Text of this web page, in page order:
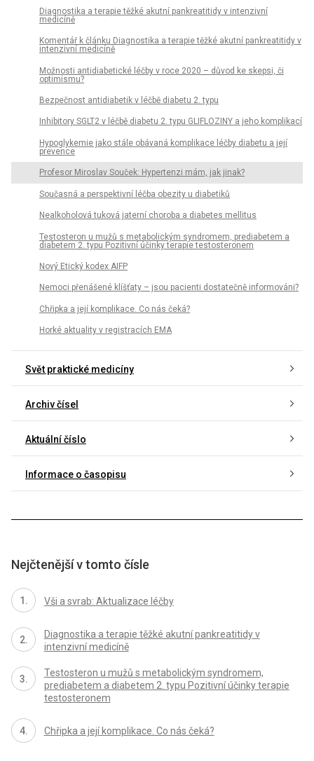
Diagnostika a terapie těžké akutní pankreatitidy v intenzivní
medicíně
Komentář k článku Diagnostika a terapie těžké akutní pankreatitidy v
intenzivní medicíně
Možnosti antidiabetické léčby v roce 2020 – důvod ke skepsi, či
optimismu?
Bezpečnost antidiabetik v léčbě diabetu 2. typu
Inhibitory SGLT2 v léčbě diabetu 2. typu GLIFLOZINY a jeho komplikací
Hypoglykemie jako stále obávaná komplikace léčby diabetu a její
prevence
Profesor Miroslav Souček: Hypertenzi mám, jak jinak?
Současná a perspektivní léčba obezity u diabetiků
Nealkoholová tuková jaterní choroba a diabetes mellitus
Testosteron u mužů s metabolickým syndromem, prediabetem a
diabetem 2. typu Pozitivní účinky terapie testosteronem
Nový Etický kodex AIFP
Nemoci přenášené klíšťaty – jsou pacienti dostatečně informováni?
Chřipka a její komplikace. Co nás čeká?
Horké aktuality v registracích EMA
Svět praktické medicíny
Archiv čísel
Aktuální číslo
Informace o časopisu
Nejčtenější v tomto čísle
Vši a svrab: Aktualizace léčby
Diagnostika a terapie těžké akutní pankreatitidy v
intenzivní medicíně
Testosteron u mužů s metabolickým syndromem,
prediabetem a diabetem 2. typu Pozitivní účinky terapie
testosteronem
Chřipka a její komplikace. Co nás čeká?